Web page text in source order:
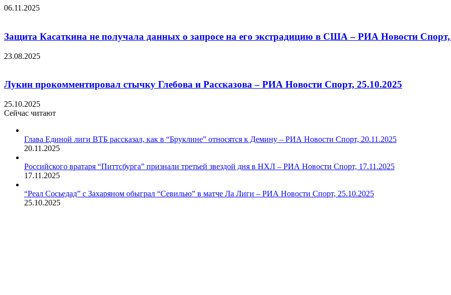
06.11.2025
Защита Касаткина не получала данных о запросе на его экстрадицию в США – РИА Новости Спорт,
23.08.2025
Лукин прокомментировал стычку Глебова и Рассказова – РИА Новости Спорт, 25.10.2025
25.10.2025
Сейчас читают
Глава Единой лиги ВТБ рассказал, как в “Бруклине” относятся к Демину – РИА Новости Спорт, 20.11.2025
20.11.2025
Российского вратаря “Питтсбурга” признали третьей звездой дня в НХЛ – РИА Новости Спорт, 17.11.2025
17.11.2025
“Реал Сосьедад” с Захаряном обыграл “Севилью” в матче Ла Лиги – РИА Новости Спорт, 25.10.2025
25.10.2025